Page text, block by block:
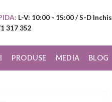
L-V: 10:00 - 15:00 / S-D Inchis
317 352
PRODUSE MEDIA BLOG